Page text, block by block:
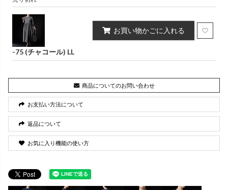
-75 (チャコール) LL
お買い物かごに入れる
商品についてのお問い合わせ
お支払い方法について
返品について
お気に入り機能の使い方